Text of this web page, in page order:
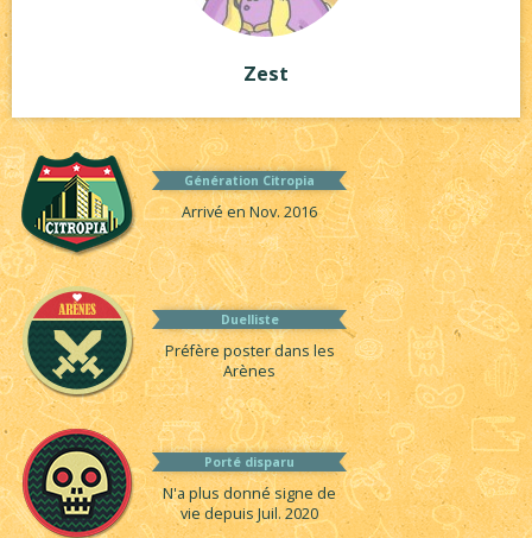
Zest
Génération Citropia
Arrivé en Nov. 2016
Duelliste
Préfère poster dans les
Arènes
Porté disparu
N'a plus donné signe de
vie depuis Juil. 2020